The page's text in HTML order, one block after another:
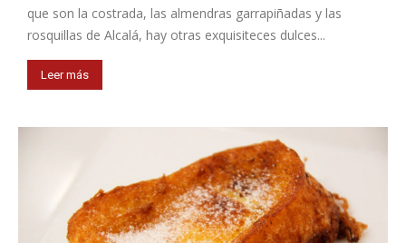
que son la costrada, las almendras garrapiñadas y las
rosquillas de Alcalá, hay otras exquisiteces dulces...
Leer más